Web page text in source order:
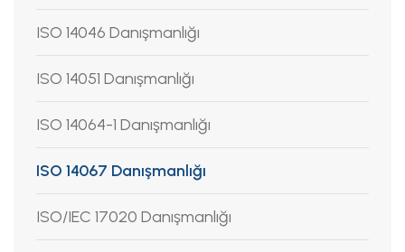
ISO 14046 Danışmanlığı
ISO 14051 Danışmanlığı
ISO 14064-1 Danışmanlığı
ISO 14067 Danışmanlığı
ISO/IEC 17020 Danışmanlığı